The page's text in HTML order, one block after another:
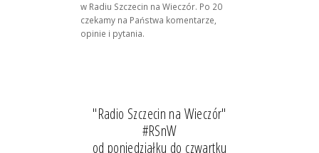
w Radiu Szczecin na Wieczór. Po 20
czekamy na Państwa komentarze,
opinie i pytania.
"Radio Szczecin na Wieczór"
#RSnW
od poniedziałku do czwartku